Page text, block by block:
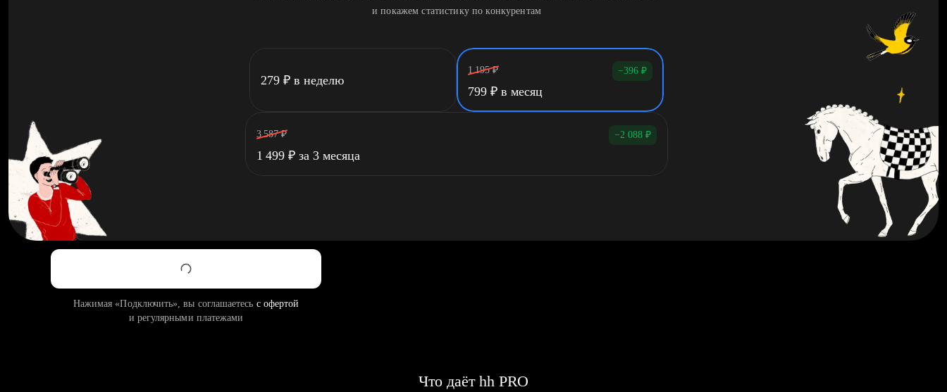
и покажем статистику по конкурентам
279 ₽ в неделю
1 195 ₽ −396 ₽
799 ₽ в месяц
3 587 ₽ −2 088 ₽
1 499 ₽ за 3 месяца
Нажимая «Подключить», вы соглашаетесь с офертой
и регулярными платежами
Что даёт hh PRO